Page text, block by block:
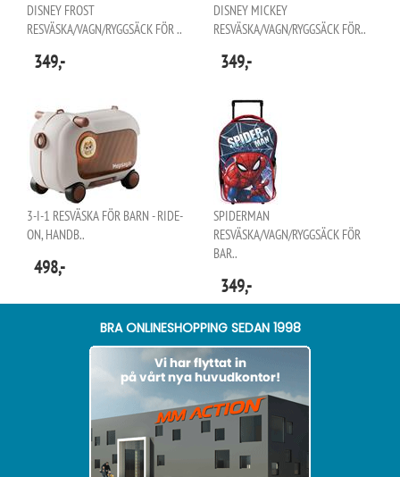
DISNEY FROST
RESVÄSKA/VAGN/RYGGSÄCK FÖR ..
349,-
DISNEY MICKEY
RESVÄSKA/VAGN/RYGGSÄCK FÖR..
349,-
3-I-1 RESVÄSKA FÖR BARN - RIDE-
ON, HANDB..
498,-
SPIDERMAN
RESVÄSKA/VAGN/RYGGSÄCK FÖR
BAR..
349,-
BRA ONLINESHOPPING SEDAN 1998